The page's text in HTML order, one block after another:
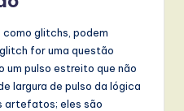
como glitchs, podem
for uma questão
um pulso estreito que não
largura de pulso da lógica
artefatos; eles são